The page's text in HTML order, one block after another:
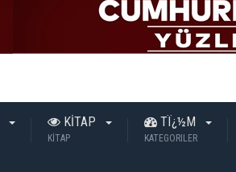
KİTAP
KİTAP
TÏ¿½M
KATEGORILER